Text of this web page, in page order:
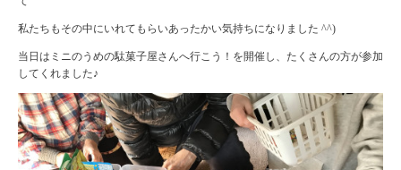
私たちもその中にいれてもらいあったかい気持ちになりました ^^)
当日はミニのうめの駄菓子屋さんへ行こう！を開催し、たくさんの方が参加
してくれました♪